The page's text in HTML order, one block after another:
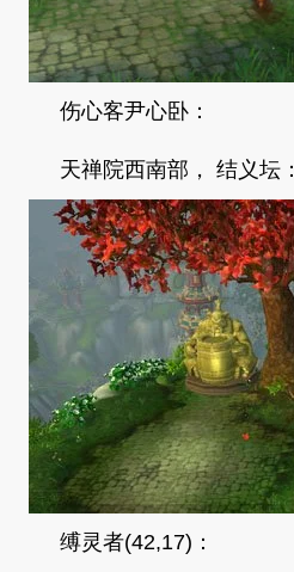
伤心客尹心卧：
天禅院西南部， 结义坛：
缚灵者(42,17)：